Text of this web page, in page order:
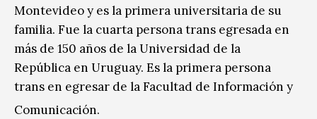
Montevideo y es la primera universitaria de su
familia. Fue la cuarta persona trans egresada en
más de 150 años de la Universidad de la
República en Uruguay. Es la primera persona
trans en egresar de la Facultad de Información y
Comunicación.